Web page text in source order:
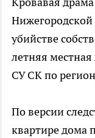
убийстве
летняя
СУ СК по
По версии
квартире дома